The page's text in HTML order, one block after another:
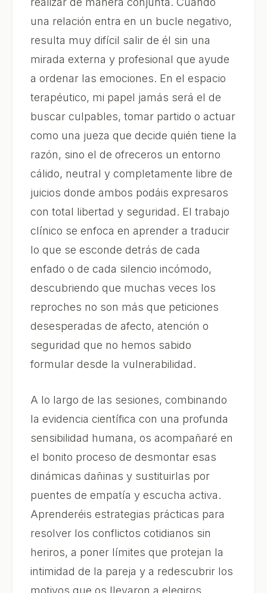
una relación entra en un bucle negativo,
resulta muy difícil salir de él sin una
mirada externa y profesional que ayude
a ordenar las emociones. En el espacio
terapéutico, mi papel jamás será el de
buscar culpables, tomar partido o actuar
como una jueza que decide quién tiene la
razón, sino el de ofreceros un entorno
cálido, neutral y completamente libre de
juicios donde ambos podáis expresaros
con total libertad y seguridad. El trabajo
clínico se enfoca en aprender a traducir
lo que se esconde detrás de cada
enfado o de cada silencio incómodo,
descubriendo que muchas veces los
reproches no son más que peticiones
desesperadas de afecto, atención o
seguridad que no hemos sabido
formular desde la vulnerabilidad.
A lo largo de las sesiones, combinando
la evidencia científica con una profunda
sensibilidad humana, os acompañaré en
el bonito proceso de desmontar esas
dinámicas dañinas y sustituirlas por
puentes de empatía y escucha activa.
Aprenderéis estrategias prácticas para
resolver los conflictos cotidianos sin
heriros, a poner límites que protejan la
intimidad de la pareja y a redescubrir los
motivos que os llevaron a elegiros